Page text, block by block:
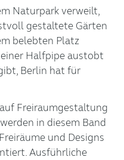
Naturpark verweilt,
gestaltete Gärten
belebten Platz
Halfpipe austobt
Berlin hat für
Freiraumgestaltung
in diesem Band
und Designs
Ausführliche